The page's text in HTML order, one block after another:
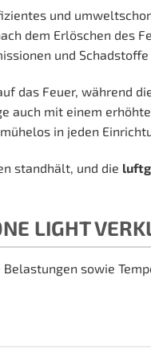
und
dem Erlöschen des
und
das Feuer, während
mit einem
in jeden
standhält, und die
LIGHT
sowie